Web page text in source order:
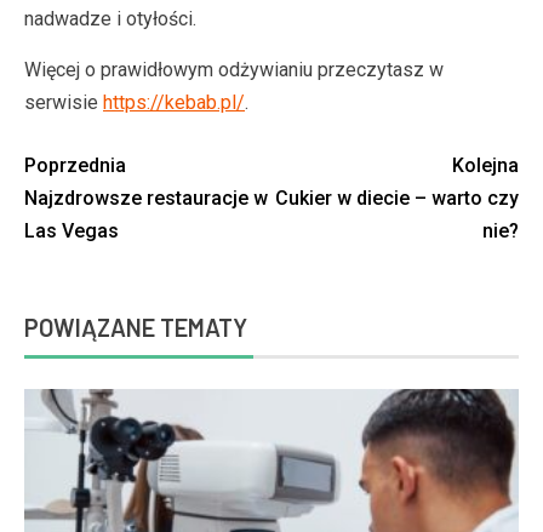
nadwadze i otyłości.
Więcej o prawidłowym odżywianiu przeczytasz w
serwisie https://kebab.pl/.
Poprzednia
Najzdrowsze restauracje w
Las Vegas
Kolejna
Cukier w diecie – warto czy
nie?
POWIĄZANE TEMATY